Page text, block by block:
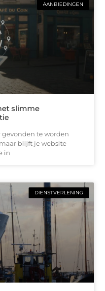
AANBIEDINGEN
slimme
te worden
blijft je website
in
DIENSTVERLENING